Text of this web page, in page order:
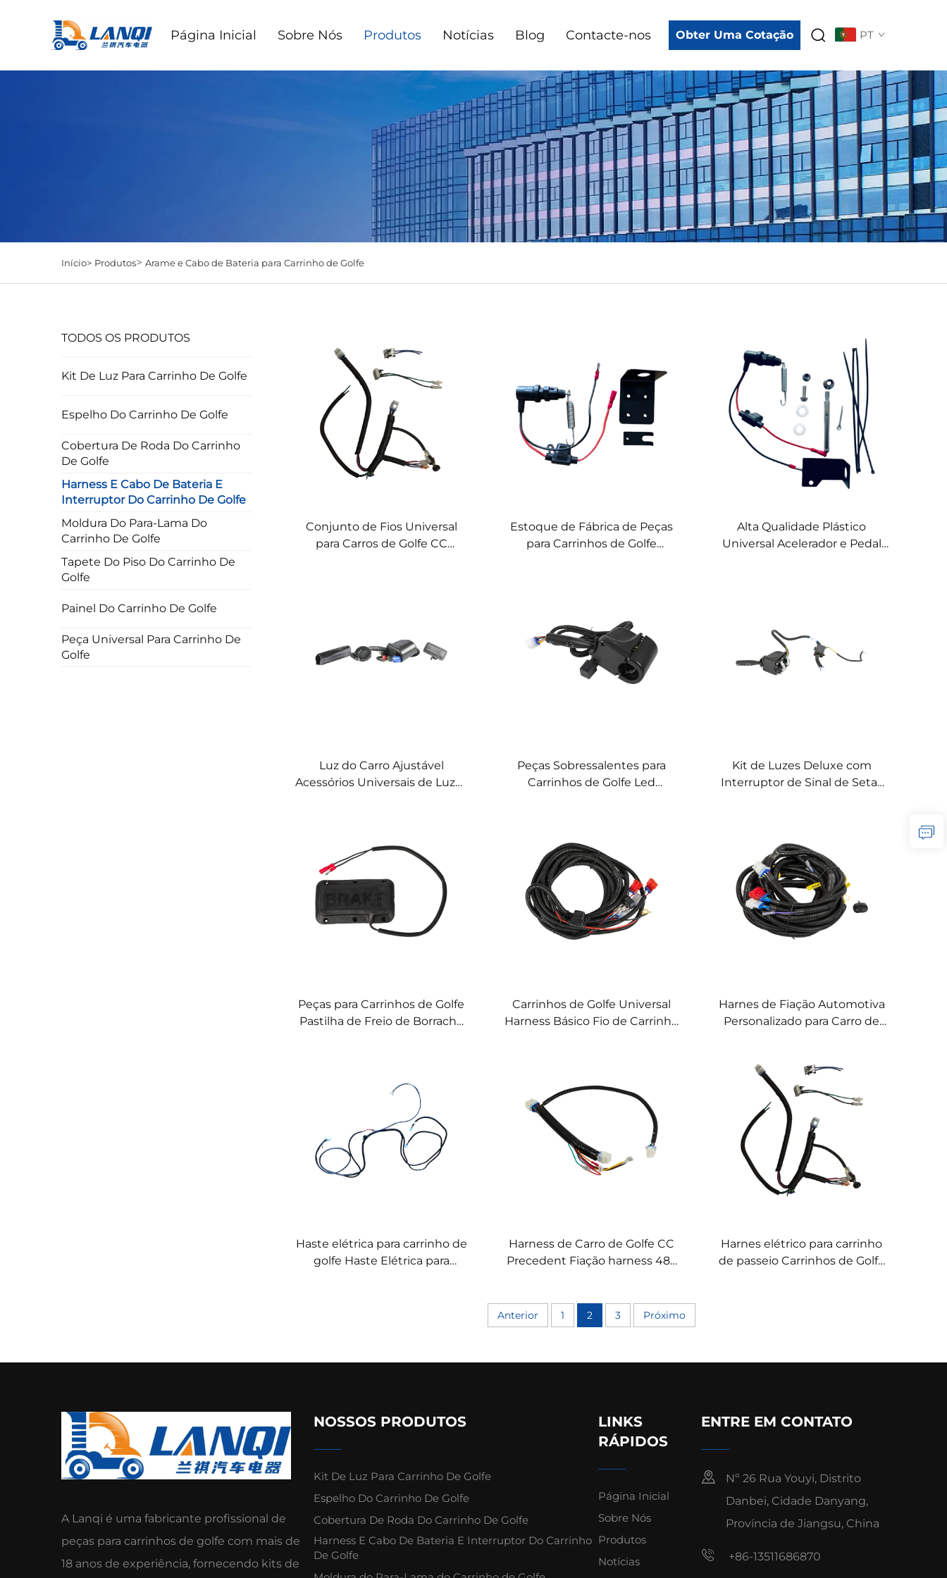
Página Inicial Sobre Nós Produtos Notícias Blog Contacte-nos Obter Uma Cotação PT
Início> Produtos> Arame e Cabo de Bateria para Carrinho de Golfe
TODOS OS PRODUTOS
Kit De Luz Para Carrinho De Golfe
Espelho Do Carrinho De Golfe
Cobertura De Roda Do Carrinho
De Golfe
Harness E Cabo De Bateria E
Interruptor Do Carrinho De Golfe
Moldura Do Para-Lama Do
Carrinho De Golfe
Tapete Do Piso Do Carrinho De
Golfe
Painel Do Carrinho De Golfe
Peça Universal Para Carrinho De
Golfe
Conjunto de Fios Universal
para Carros de Golfe CC
Estoque de Fábrica de Peças
para Carrinhos de Golfe
Alta Qualidade Plástico
Universal Acelerador e Pedal
Luz do Carro Ajustável
Acessórios Universais de Luzes
Peças Sobressalentes para
Carrinhos de Golfe Led
Kit de Luzes Deluxe com
Interruptor de Sinal de Setas
Peças para Carrinhos de Golfe
Pastilha de Freio de Borracha
Carrinhos de Golfe Universal
Harness Básico Fio de Carrinho
Harnes de Fiação Automotiva
Personalizado para Carro de
de Carro de Golfe
Haste elétrica para carrinho de
golfe Haste Elétrica para
Harness de Carro de Golfe CC
Precedent Fiação harness 48v
Harnes elétrico para carrinho
de passeio Carrinhos de Golfe
Anterior 1 2 3 Próximo
A Lanqi é uma fabricante profissional de
peças para carrinhos de golfe com mais de
18 anos de experiência, fornecendo kits de
NOSSOS PRODUTOS
Kit De Luz Para Carrinho De Golfe
Espelho Do Carrinho De Golfe
Cobertura De Roda Do Carrinho De Golfe
Harness E Cabo De Bateria E Interruptor Do Carrinho
De Golfe
LINKS
RÁPIDOS
Página Inicial
Sobre Nós
Produtos
Notícias
ENTRE EM CONTATO
Nº 26 Rua Youyi, Distrito
Danbei, Cidade Danyang,
Província de Jiangsu, China
+86-13511686870